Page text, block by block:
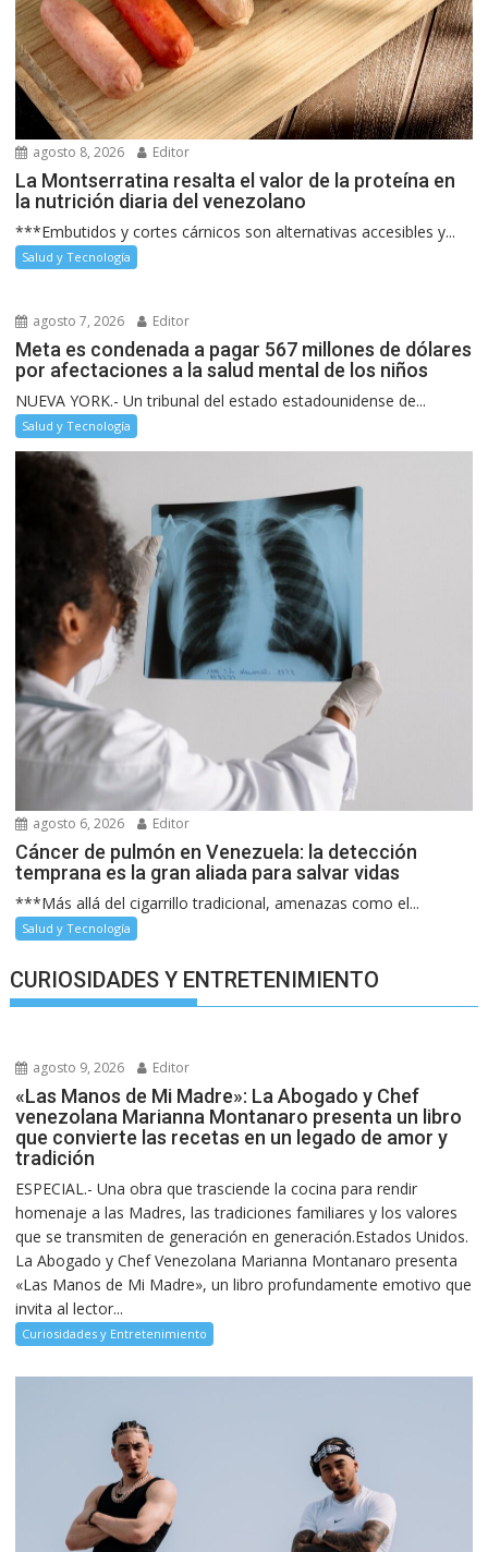
agosto 8, 2026 Editor
La Montserratina resalta el valor de la proteína en
la nutrición diaria del venezolano
***Embutidos y cortes cárnicos son alternativas accesibles y...
Salud y Tecnología
agosto 7, 2026 Editor
Meta es condenada a pagar 567 millones de dólares
por afectaciones a la salud mental de los niños
NUEVA YORK.- Un tribunal del estado estadounidense de...
Salud y Tecnología
agosto 6, 2026 Editor
Cáncer de pulmón en Venezuela: la detección
temprana es la gran aliada para salvar vidas
***Más allá del cigarrillo tradicional, amenazas como el...
Salud y Tecnología
CURIOSIDADES Y ENTRETENIMIENTO
agosto 9, 2026 Editor
«Las Manos de Mi Madre»: La Abogado y Chef
venezolana Marianna Montanaro presenta un libro
que convierte las recetas en un legado de amor y
tradición
ESPECIAL.- Una obra que trasciende la cocina para rendir
homenaje a las Madres, las tradiciones familiares y los valores
que se transmiten de generación en generación.Estados Unidos.
La Abogado y Chef Venezolana Marianna Montanaro presenta
«Las Manos de Mi Madre», un libro profundamente emotivo que
invita al lector...
Curiosidades y Entretenimiento